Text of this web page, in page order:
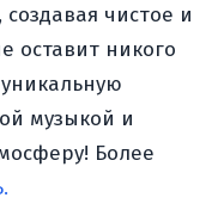
чистое и
оставит никого
музыкой и
Более